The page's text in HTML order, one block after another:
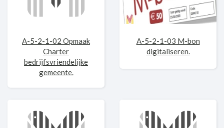
A-5-2-1-02 Opmaak
Charter
bedrijfsvriendelijke
gemeente.
A-5-2-1-03 M-bon
digitaliseren.